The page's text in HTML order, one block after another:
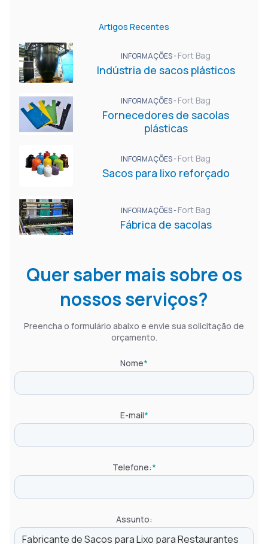
Artigos Recentes
INFORMAÇÕES -Fort Bag
Indústria de sacos plásticos
INFORMAÇÕES -Fort Bag
Fornecedores de sacolas
plásticas
INFORMAÇÕES -Fort Bag
Sacos para lixo reforçado
INFORMAÇÕES -Fort Bag
Fábrica de sacolas
Quer saber mais sobre os
nossos serviços?
Preencha o formulário abaixo e envie sua solicitação de
orçamento.
Nome*
E-mail*
Telefone:*
Assunto: